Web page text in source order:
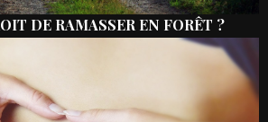
DE RAMASSER EN FORÊT ?